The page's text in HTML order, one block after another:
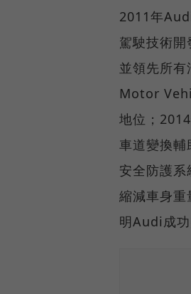
2011年
駕駛技術
並領先所
Motor
地位；
車道變換
安全防護
縮減車身重
明Audi成功